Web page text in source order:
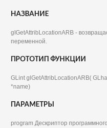
НАЗВАНИЕ
gIGetAttribLocationARB -
переменной.
ПРОТОТИП ФУНКЦИИ
GLint glGetAttribLocationARB(
*name)
ПАРАМЕТРЫ
program Дескриптор